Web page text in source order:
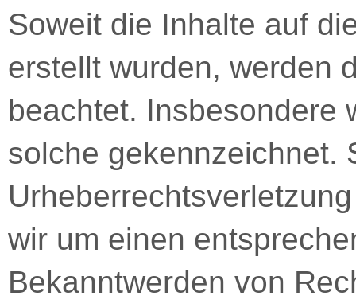
Soweit die Inhalte auf
erstellt wurden, werden
beachtet. Insbesondere
solche gekennzeichnet.
wir um einen
Bekanntwerden von